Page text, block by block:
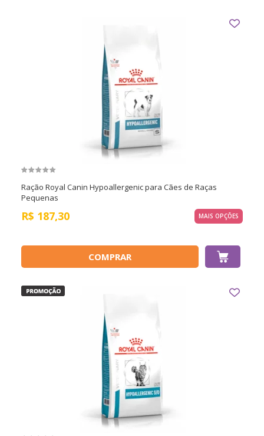
Ração Royal Canin Hypoallergenic para Cães de Raças
Pequenas
R$ 187,30 MAIS OPÇÕES
COMPRAR